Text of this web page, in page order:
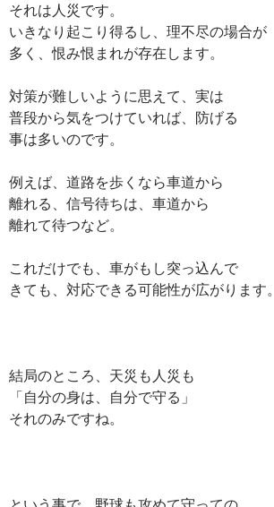
それは人災です。
いきなり起こり得るし、理不尽の場合が
多く、恨み恨まれが存在します。
対策が難しいように思えて、実は
普段から気をつけていれば、防げる
事は多いのです。
例えば、道路を歩くなら車道から
離れる、信号待ちは、車道から
離れて待つなど。
これだけでも、車がもし突っ込んで
きても、対応できる可能性が広がります。
結局のところ、天災も人災も
「自分の身は、自分で守る」
それのみですね。